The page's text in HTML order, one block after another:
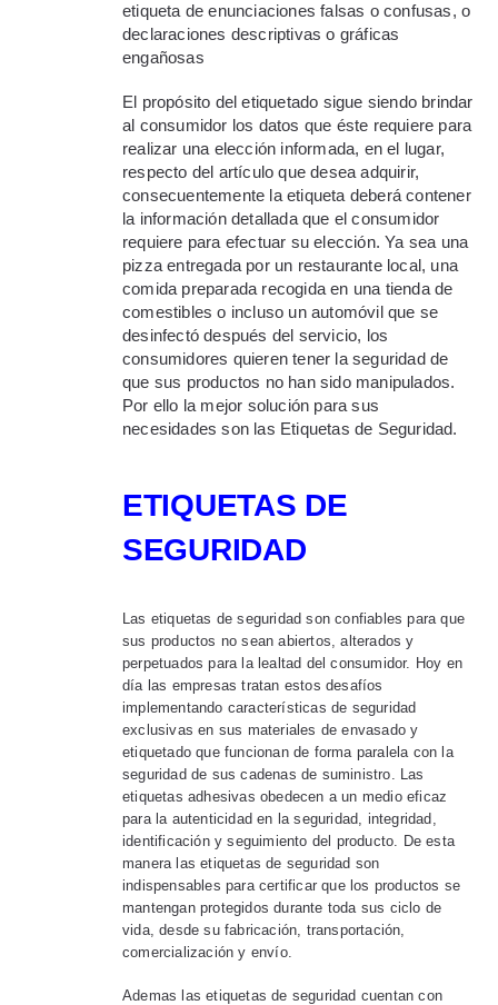
etiqueta de enunciaciones falsas o confusas, o
declaraciones descriptivas o gráficas
engañosas
El propósito del etiquetado sigue siendo brindar
al consumidor los datos que éste requiere para
realizar una elección informada, en el lugar,
respecto del artículo que desea adquirir,
consecuentemente la etiqueta deberá contener
la información detallada que el consumidor
requiere para efectuar su elección. Ya sea una
pizza entregada por un restaurante local, una
comida preparada recogida en una tienda de
comestibles o incluso un automóvil que se
desinfectó después del servicio, los
consumidores quieren tener la seguridad de
que sus productos no han sido manipulados.
Por ello la mejor solución para sus
necesidades son las Etiquetas de Seguridad.
ETIQUETAS DE
SEGURIDAD
Las etiquetas de seguridad son confiables para que
sus productos no sean abiertos, alterados y
perpetuados para la lealtad del consumidor. Hoy en
día las empresas tratan estos desafíos
implementando características de seguridad
exclusivas en sus materiales de envasado y
etiquetado que funcionan de forma paralela con la
seguridad de sus cadenas de suministro. Las
etiquetas adhesivas obedecen a un medio eficaz
para la autenticidad en la seguridad, integridad,
identificación y seguimiento del producto. De esta
manera las etiquetas de seguridad son
indispensables para certificar que los productos se
mantengan protegidos durante toda sus ciclo de
vida, desde su fabricación, transportación,
comercialización y envío.
Ademas las etiquetas de seguridad cuentan con